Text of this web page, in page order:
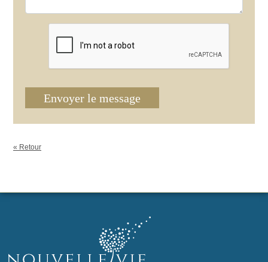
Envoyer le message
« Retour